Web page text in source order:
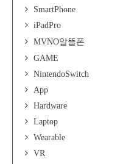
SmartPhone
iPadPro
MVNO알뜰폰
GAME
NintendoSwitch
App
Hardware
Laptop
Wearable
VR